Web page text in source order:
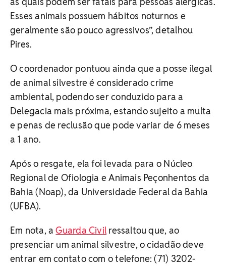
Esses animais possuem hábitos noturnos e
geralmente são pouco agressivos”, detalhou
Pires.
O coordenador pontuou ainda que a posse ilegal
de animal silvestre é considerado crime
ambiental, podendo ser conduzido para a
Delegacia mais próxima, estando sujeito a multa
e penas de reclusão que pode variar de 6 meses
a 1 ano.
Após o resgate, ela foi levada para o Núcleo
Regional de Ofiologia e Animais Peçonhentos da
Bahia (Noap), da Universidade Federal da Bahia
(UFBA).
Em nota, aGuarda Civil ressaltou que, ao
presenciar um animal silvestre, o cidadão deve
entrar em contato com o telefone: (71) 3202-